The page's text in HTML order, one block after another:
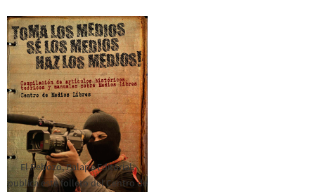
El Rebozo, Palapa Editorial,
publica este folleto del Centro de